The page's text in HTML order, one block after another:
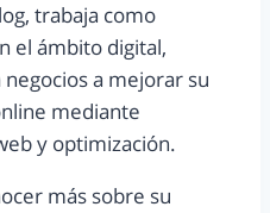
trabaja como
el ámbito digital,
a mejorar su
mediante
y optimización.
más sobre su